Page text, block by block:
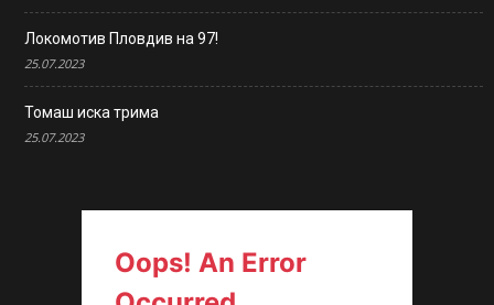
Локомотив Пловдив на 97!
25.07.2023
Томаш иска трима
25.07.2023